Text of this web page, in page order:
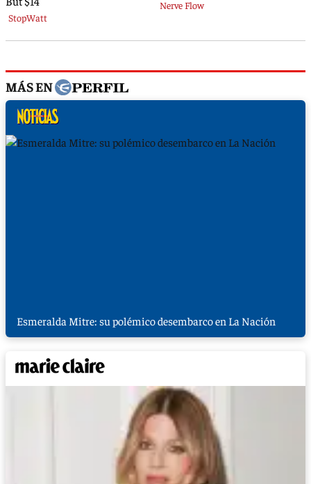
MÁS EN
Esmeralda Mitre: su polémico desembarco en La Nación